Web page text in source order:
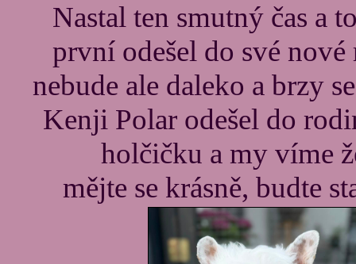
Nastal ten smutný čas a
první odešel do své
nebude ale daleko a brzy
Kenji Polar odešel do
holčičku a my víme
mějte se krásně, budte